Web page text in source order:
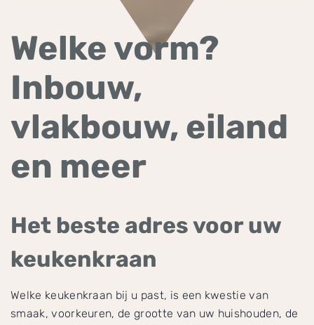
Welke vorm?
Inbouw,
vlakbouw, eiland
en meer
Het beste adres voor uw
keukenkraan
Welke keukenkraan bij u past, is een kwestie van
smaak, voorkeuren, de grootte van uw huishouden, de